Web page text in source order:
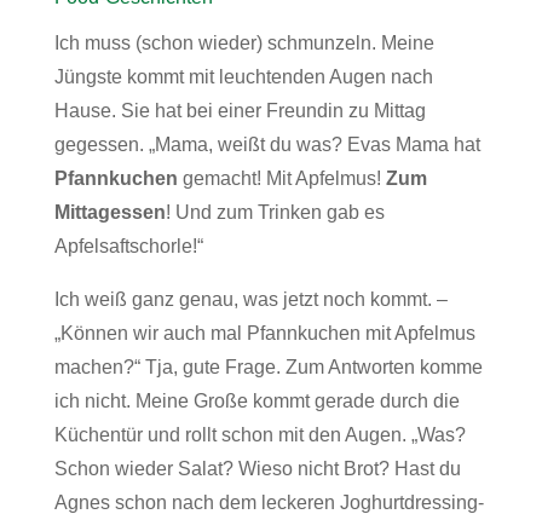
Ich muss (schon wieder) schmunzeln. Meine
Jüngste kommt mit leuchtenden Augen nach
Hause. Sie hat bei einer Freundin zu Mittag
gegessen. „Mama, weißt du was? Evas Mama hat
Pfannkuchen gemacht! Mit Apfelmus! Zum
Mittagessen! Und zum Trinken gab es
Apfelsaftschorle!“
Ich weiß ganz genau, was jetzt noch kommt. –
„Können wir auch mal Pfannkuchen mit Apfelmus
machen?“ Tja, gute Frage. Zum Antworten komme
ich nicht. Meine Große kommt gerade durch die
Küchentür und rollt schon mit den Augen. „Was?
Schon wieder Salat? Wieso nicht Brot? Hast du
Agnes schon nach dem leckeren Joghurtdressing-